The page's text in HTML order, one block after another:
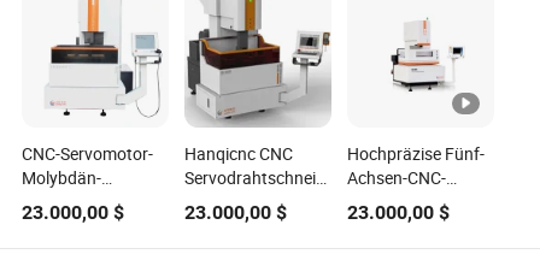
CNC-Servomotor-
Molybdän-
Drahtschneid-EDM-
Maschine
23.000,00 $
Hanqicnc CNC
Servodrahtschneid-
EDM-Maschine
23.000,00$
Hochpräzise Fünf-
Achsen-CNC-
Schneid-EDM-
Maschine Hq-400f3
23.000,00$